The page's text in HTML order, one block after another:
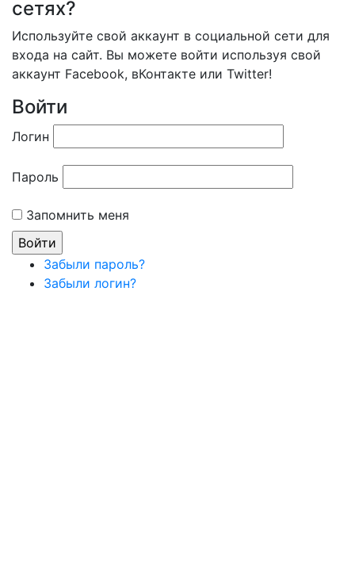
сетях?
Используйте свой аккаунт в социальной сети для
входа на сайт. Вы можете войти используя свой
аккаунт Facebook, вКонтакте или Twitter!
Войти
Логин
Пароль
Запомнить меня
Забыли пароль?
Забыли логин?